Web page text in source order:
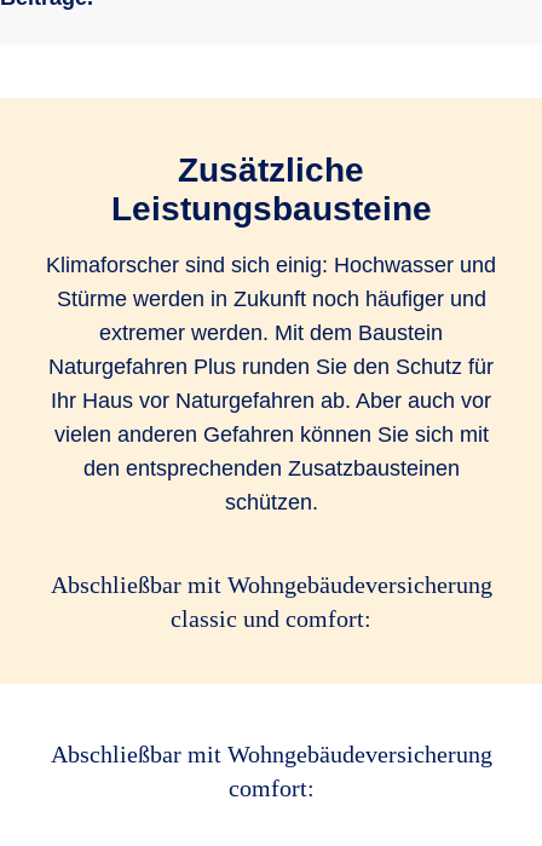
Zusätzliche
Leistungsbausteine
Klimaforscher sind sich einig: Hochwasser und
Stürme werden in Zukunft noch häufiger und
extremer werden. Mit dem Baustein
Naturgefahren Plus runden Sie den Schutz für
Ihr Haus vor Naturgefahren ab. Aber auch vor
vielen anderen Gefahren können Sie sich mit
den entsprechenden Zusatzbausteinen
schützen.
Abschließbar mit Wohngebäudeversicherung
classic und comfort:
Abschließbar mit Wohngebäudeversicherung
comfort: